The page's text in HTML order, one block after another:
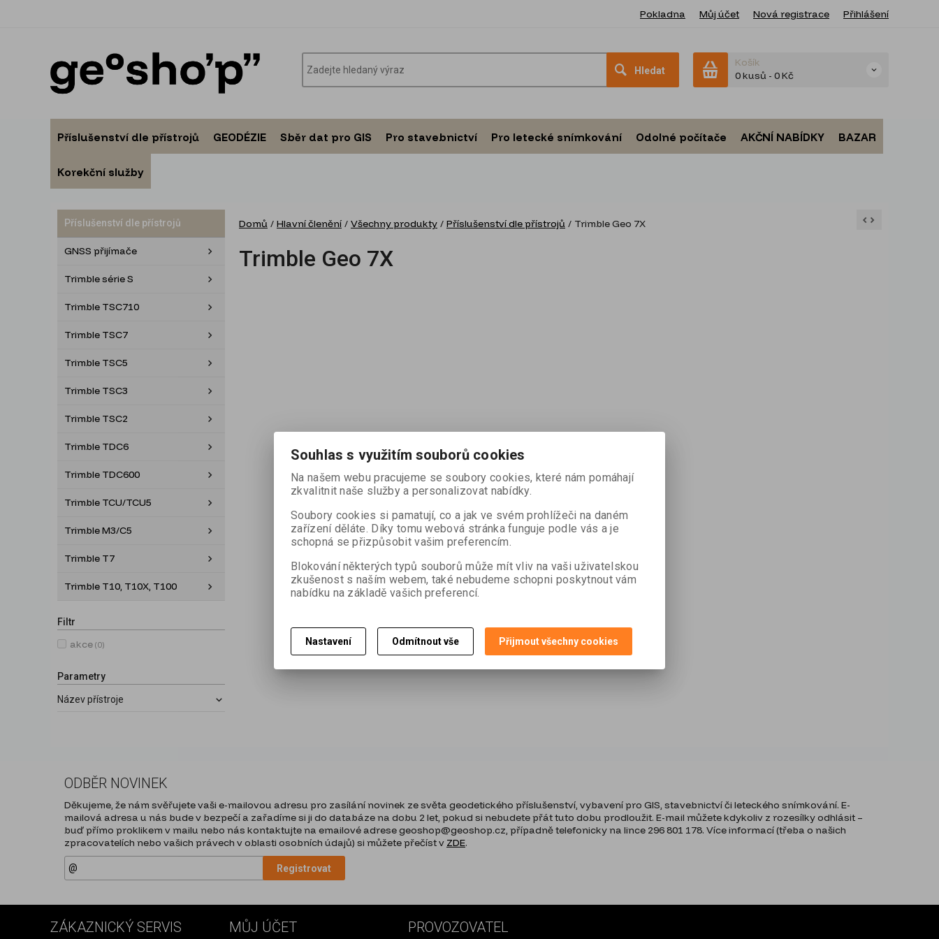
Pokladna Můj účet Nová registrace Přihlášení
Hledat
Košík
0 kusů - 0 Kč
Příslušenství dle přístrojů GEODÉZIE Sběr dat pro GIS Pro stavebnictví Pro letecké snímkování Odolné počítače AKČNÍ NABÍDKY BAZAR
Korekční služby
Příslušenství dle přístrojů
GNSS přijímače
Trimble série S
Trimble TSC710
Trimble TSC7
Trimble TSC5
Trimble TSC3
Trimble TSC2
Trimble TDC6
Trimble TDC600
Trimble TCU/TCU5
Trimble M3/C5
Trimble T7
Trimble T10, T10X, T100
Filtr
akce (0)
Parametry
Název přístroje
Domů / Hlavní členění / Všechny produkty / Příslušenství dle přístrojů / Trimble Geo 7X
Trimble Geo 7X
ODBĚR NOVINEK
Děkujeme, že nám svěřujete vaši e-mailovou adresu pro zasílání novinek ze světa geodetického příslušenství, vybavení pro GIS, stavebnictví či leteckého snímkování. E-
mailová adresa u nás bude v bezpečí a zařadíme si ji do databáze na dobu 2 let, pokud si nebudete přát tuto dobu prodloužit. E-mail můžete kdykoliv z rozesílky odhlásit –
buď přímo proklikem v mailu nebo nás kontaktujte na emailové adrese geoshop@geoshop.cz, případně telefonicky na lince 296 801 178. Více informací (třeba o našich
zpracovatelích nebo vašich právech v oblasti osobních údajů) si můžete přečíst v ZDE.
Registrovat
ZÁKAZNICKÝ SERVIS MŮJ ÚČET PROVOZOVATEL
Souhlas s využitím souborů cookies
Na našem webu pracujeme se soubory cookies, které nám pomáhají
zkvalitnit naše služby a personalizovat nabídky.
Soubory cookies si pamatují, co a jak ve svém prohlížeči na daném
zařízení děláte. Díky tomu webová stránka funguje podle vás a je
schopná se přizpůsobit vašim preferencím.
Blokování některých typů souborů může mít vliv na vaši uživatelskou
zkušenost s naším webem, také nebudeme schopni poskytnout vám
nabídku na základě vašich preferencí.
Nastavení Odmítnout vše Přijmout všechny cookies